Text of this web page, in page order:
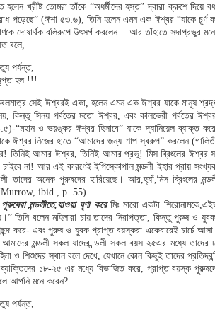
হলেন খ্রীষ্ট তোমরা তাঁকে “অধর্মীদের হস্ত” দ্বারা ক্রুশে
পড়েছে” (ঈশা ৫৩:৬); তিনি হলেন এমন এক ঈশ্বর “যাকে চূর্ণ
দোষার্থক বলিরুপে উৎসর্গ করলেন... আর তাঁহাতে সদাপ্রভুর
বলে,
পর্যন্ত,
হল !!!
সেই ঈশ্বরই একা, হলেন এমন এক ঈশ্বর যাকে মানুষ
কিন্তু সিনয় পর্বতের মতো ঈশ্বর, এবং কালভেরী পর্বতের
“মহান ও ভয়ঙ্কর ঈশ্বর হিসাবে” যাকে দ্যানিয়েল ব্যাক্ত
ঈশ্বর নিজের হাতে “আমাদের জন্য শাপ স্বরুপ” করলেন
তিনিইআমার ঈশ্বর,তিনিই আমার প্রভু! মিস ব্রিংলের ঈশ্বর
না! আর এই কারণেই ইপিস্কোপাল মন্ডলী ইহার প্রায়
তাদের অনেক পুরুষদের হারিয়েছে। আর,হ্যাঁ,মিস ব্রিংলের
(Murrow, ibid., p. 55).
মন্ডলীতে,যাওয়া ঘৃণা করেমিঃ মারো একটা
তিনি বলেন মহিলারা চায় তাদের নিরাপত্তা, কিন্তু পুরুষ ও
পছন্দ করে- এবং পুরুষ ও যুবক প্রাপ্ত বয়স্করা একেবারেই চার্চে
মন্ডলী সকল যাদের ন্ডলী সকল বয়স ২৫এর মধ্যে তাদের
ও শিশুদের স্থান বলে দেখে, যেখানে কোন কিছুই তাদের
১৮-২৫ এর মধ্যে বিভাজিত করে, প্রাপ্ত বয়স্ক
আপনি মনে করেন?
পর্যন্ত,